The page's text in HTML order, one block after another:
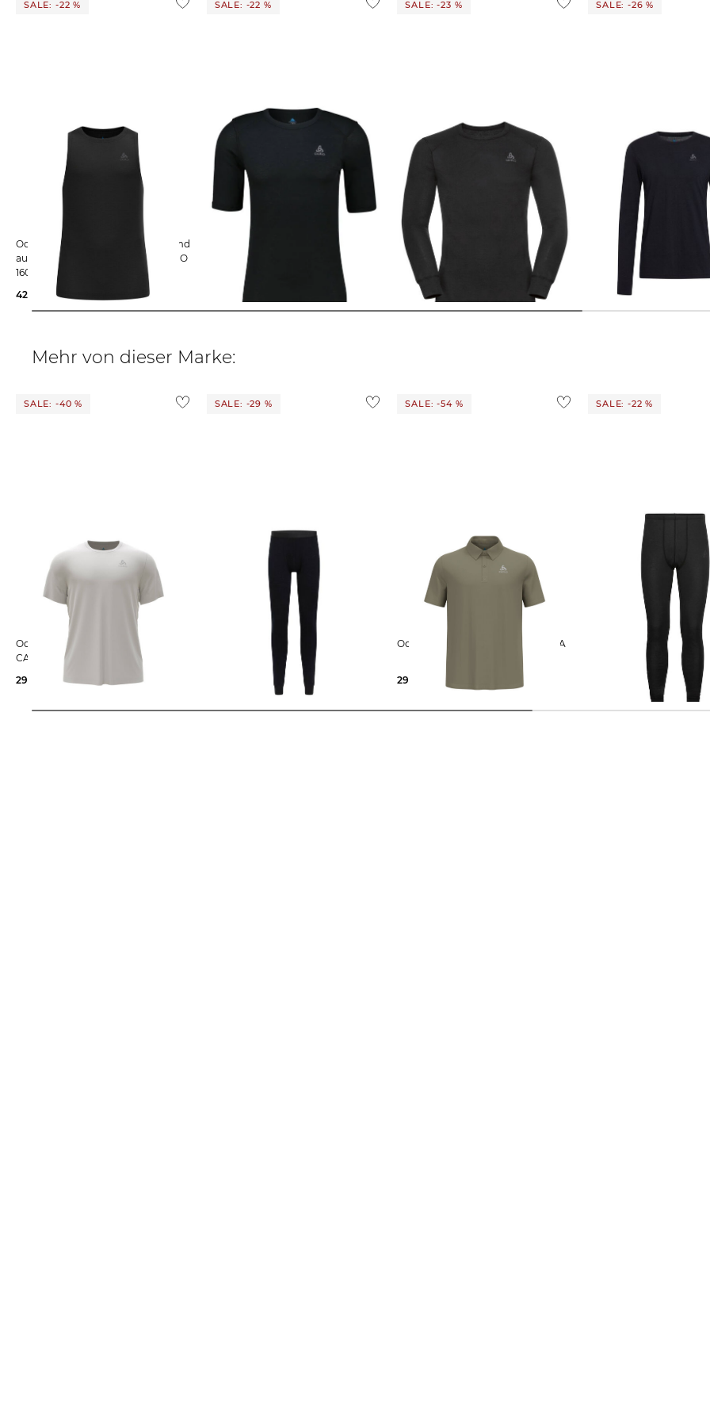
Weitere Details zu Rücksendungen und Retouren aus dem Ausland findest duhier
SALE: -22 %
Odlo | Herren Funktionsunterhemd
aus Merinowolle NATURAL MERINO
160 BASE LAYER SINGLET
42,99 €
SALE: -22 %
ACTIVE WARM ECO BASE LAYER
42,99 €
SALE: -23 %
Odlo | Herren Baselayer ACTIVE
WARM
46,45 €
SALE: -26 %
NATURAL MERINO 200
LAYER
70,65 €
Mehr von dieser Marke:
SALE: -40 %
Odlo | Herren Funktionsshirt
CARDADA
29,99 €
49,95 €
SALE: -29 %
Funktionsunterhose NATURAL
MERINO 200 BASE LAYER TIGHTS
99,95 €
SALE: -54 %
Odlo | Herren Poloshirt CARDADA
29,99 € 64,99 €
SALE: -22 %
Funktionsunterwäsche
warm Eco Baselayer
59,95 €